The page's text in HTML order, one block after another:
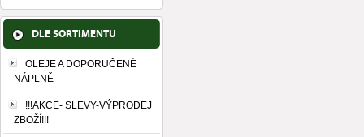
DLE SORTIMENTU
OLEJE A DOPORUČENÉ
NÁPLNĚ
!!!AKCE- SLEVY-VÝPRODEJ
ZBOŽÍ!!!